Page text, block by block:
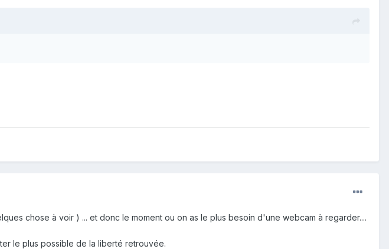
chose à voir ) ... et donc le moment ou on as le plus besoin d'une webcam à regarder....
le plus possible de la liberté retrouvée.